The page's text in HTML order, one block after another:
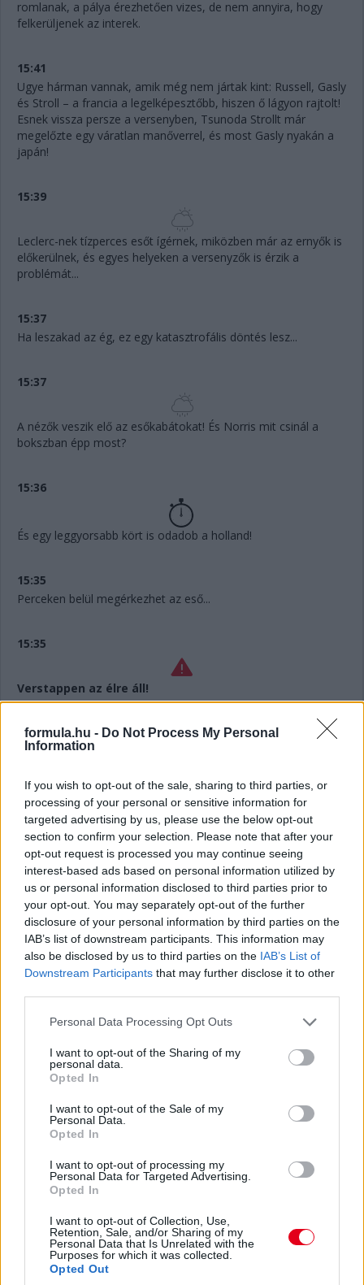
formula.hu - Do Not Process My Personal
Information
If you wish to opt-out of the sale, sharing to third parties, or
processing of your personal or sensitive information for
targeted advertising by us, please use the below opt-out
section to confirm your selection. Please note that after your
opt-out request is processed you may continue seeing
interest-based ads based on personal information utilized by
us or personal information disclosed to third parties prior to
your opt-out. You may separately opt-out of the further
disclosure of your personal information by third parties on the
IAB’s list of downstream participants. This information may
also be disclosed by us to third parties on the IAB’s List of
Downstream Participants that may further disclose it to other
Please note that this website/app uses one or more Google
not limited to your visit or usage behaviour. You may click to
grant or deny consent to Google and its third-party tags to
use your data for below specified purposes in below Google
consent section.
Personal Data Processing Opt Outs
I want to opt-out of the Sharing of my
personal data.
Opted In
I want to opt-out of the Sale of my
Personal Data.
Opted In
I want to opt-out of processing my
Personal Data for Targeted Advertising.
Opted In
I want to opt-out of Collection, Use,
Retention, Sale, and/or Sharing of my
Personal Data that Is Unrelated with the
Purposes for which it was collected.
Opted Out
romlanak, a pálya érezhetően vizes, de nem annyira, hogy
felkerüljenek az interek.
15:41
Ugye hárman vannak, amik még nem jártak kint: Russell, Gasly
és Stroll – a francia a legelképesztőbb, hiszen ő lágyon rajtolt!
Esnek vissza persze a versenyben, Tsunoda Strollt már
megelőzte egy váratlan manőverrel, és most Gasly nyakán a
japán!
15:39
Leclerc-nek tízperces esőt ígérnek, miközben már az ernyők is
előkerülnek, és egyes helyeken a versenyzők is érzik a
problémát...
15:37
Ha leszakad az ég, ez egy katasztrofális döntés lesz...
15:37
A nézők veszik elő az esőkabátokat! És Norris mit csinál a
bokszban épp most?
15:36
És egy leggyorsabb kört is odadob a holland!
15:35
Perceken belül megérkezhet az eső...
15:35
Verstappen az élre áll!
15:34
Az első tízesben Stroll, Russell és Gasly még nem járt a
15:33
Verstappen megérkezik Perez nyakára!
15:33
Alonso! Megelőzi Russellt, aki még nem cserélt, de előtte
megcsípte a kavicságyat, és majdnem eldobta az autót...
15:32
Jön az eső most már a radar szerint is, hamarosan
megérkezik – nagy kérdés, hogy meg lehet-e majd úszni a
kerékcserét, ugyanis annyira nagynak nem tűnik.
Leclerc előtt marad. Hamilton pedig megfutha a leggyorsabb
kört. Nem tudjuk, hogy gond nélkül-e.
Verstappennek esőt ígérnek 9-10 perc múlva, megkérdezték
tőle, megpróbál-e elmenni a lágyakon addig... Nem próbál, jön
a bokszba.